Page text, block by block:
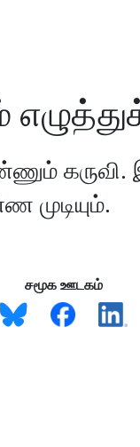
கருவி.
சமூக ஊடகம்